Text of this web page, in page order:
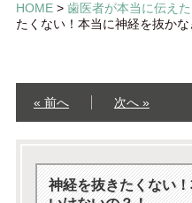
HOME> 歯医者が本当に伝え
たくない！本当に神経を抜かな
« 前へ 次へ »
神経を抜きたくない